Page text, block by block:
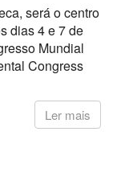
será o centro
dias 4 e 7 de
Mundial
Congress
Ler mais